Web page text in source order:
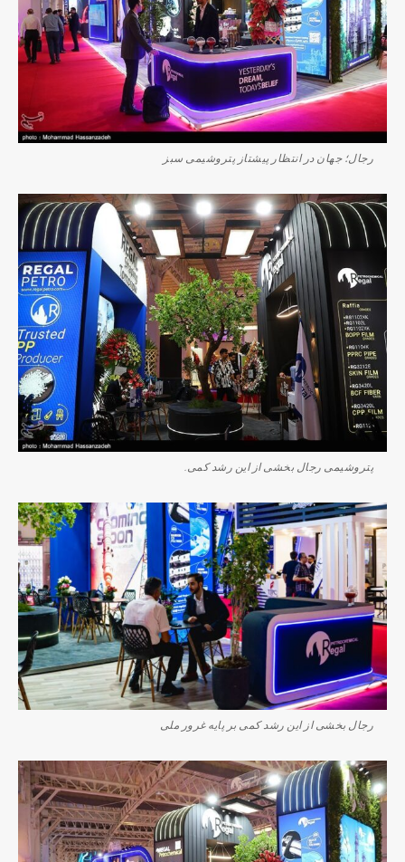
رجال؛ جهان در انتظار پیشتاز پتروشیمی سبز
پتروشیمی رجال بخشی از این رشد کمی.
رجال بخشی از این رشد کمی بر پایه غرور ملی